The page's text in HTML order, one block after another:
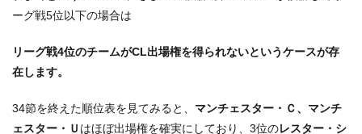
ーグ戦5位以下の場合は
リーグ戦4位のチームがCL出場権を得られないというケースが存
在します。
34節を終えた順位表を見てみると、 マンチェスター・Ｃ、マンチ
ェスター・Ｕ はほぼ出場権を確実にしており、3位のレスター・シ